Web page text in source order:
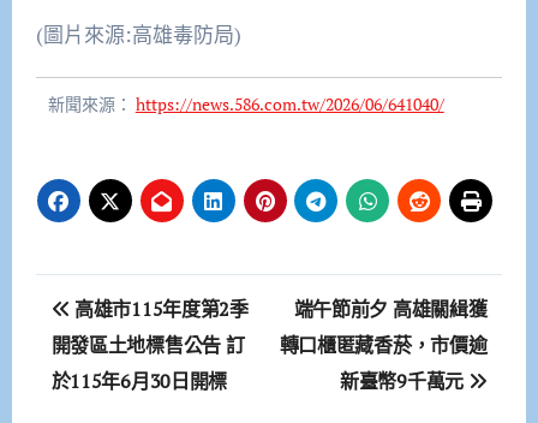
(圖片來源:高雄毒防局)
新聞來源： https://news.586.com.tw/2026/06/641040/
文
章
導
高雄市115年度第2季
開發區土地標售公告 訂
於115年6月30日開標
端午節前夕 高雄關緝獲
轉口櫃匿藏香菸，市價逾
新臺幣9千萬元